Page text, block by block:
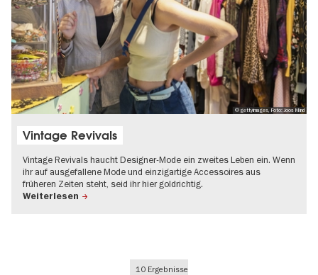
© gettyimages, Foto: Joos Mind
Vintage Revivals
Vintage Revivals haucht Designer-Mode ein zweites Leben ein. Wenn
ihr auf ausgefallene Mode und einzigartige Accessoires aus
früheren Zeiten steht, seid ihr hier goldrichtig.
Weiterlesen
10 Ergebnisse